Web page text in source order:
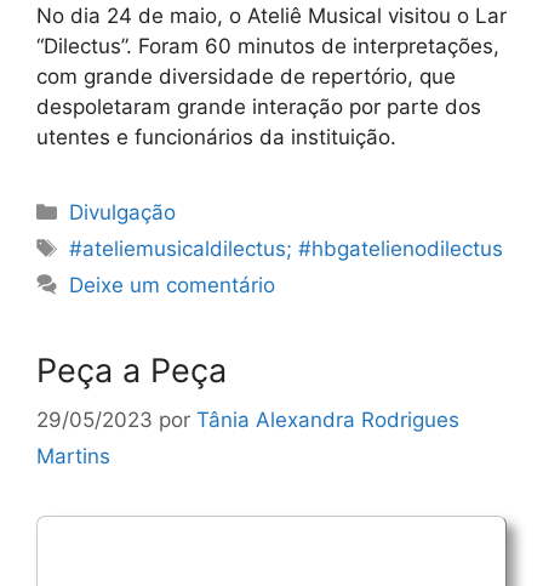
No dia 24 de maio, o Ateliê Musical visitou o Lar
“Dilectus”. Foram 60 minutos de interpretações,
com grande diversidade de repertório, que
despoletaram grande interação por parte dos
utentes e funcionários da instituição.
Categorias
Divulgação
Etiquetas
#ateliemusicaldilectus; #hbgatelienodilectus
Deixe um comentário
Peça a Peça
29/05/2023 por Tânia Alexandra Rodrigues
Martins